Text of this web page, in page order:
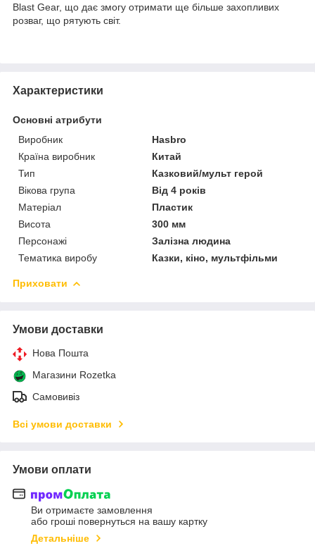
Blast Gear, що дає змогу отримати ще більше захопливих
розваг, що рятують світ.
Характеристики
Основні атрибути
Виробник
Hasbro
Країна виробник
Китай
Тип
Казковий/мульт герой
Вікова група
Від 4 років
Матеріал
Пластик
Висота
300 мм
Персонажі
Залізна людина
Тематика виробу
Казки, кіно, мультфільми
Приховати
Умови доставки
Нова Пошта
Магазини Rozetka
Самовивіз
Всі умови доставки
Умови оплати
Ви отримаєте замовлення
або гроші повернуться на вашу картку
Детальніше